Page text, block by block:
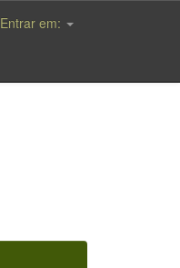
Entrar em: